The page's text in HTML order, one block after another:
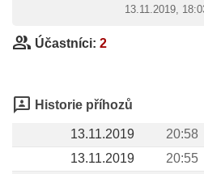
13.11.2019,
group Účastníci: 2
3p Historie příhozů
13.11.2019 20:58
13.11.2019
20:55